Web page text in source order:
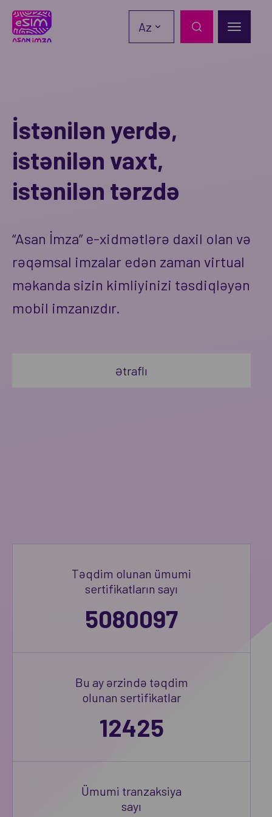
Az
İstənilən yerdə,
istənilən vaxt,
istənilən tərzdə
“Asan İmza” e-xidmətlərə daxil olan və
rəqəmsal imzalar edən zaman virtual
məkanda sizin kimliyinizi təsdiqləyən
mobil imzanızdır.
Ətraflı
Təqdim olunan ümumi
sertifikatların sayı
5080097
Bu ay ərzində təqdim
olunan sertifikatlar
12425
Ümumi tranzaksiya
sayı